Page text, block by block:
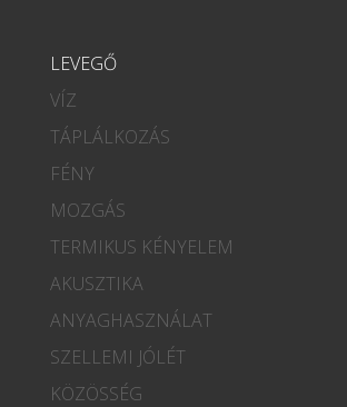
LEVEGŐ
VÍZ
TÁPLÁLKOZÁS
FÉNY
MOZGÁS
TERMIKUS KÉNYELEM
AKUSZTIKA
ANYAGHASZNÁLAT
SZELLEMI JÓLÉT
KÖZÖSSÉG